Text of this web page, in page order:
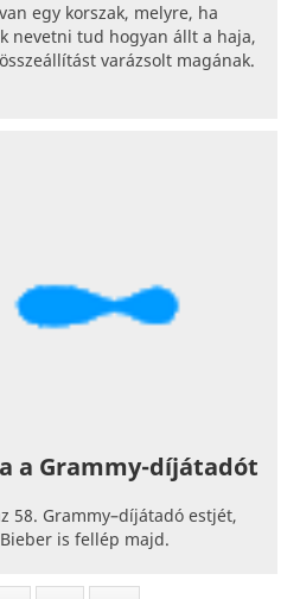
egy korszak, melyre, ha
nevetni tud hogyan állt a haja,
varázsolt magának.
a Grammy-díjátadót
58. Grammy–díjátadó estjét,
is fellép majd.